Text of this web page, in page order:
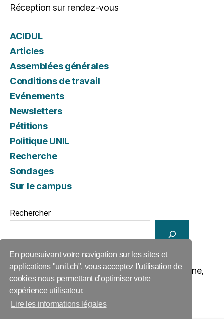
En poursuivant votre navigation sur les sites et
applications "unil.ch", vous acceptez l'utilisation de
cookies nous permettant d’optimiser votre
expérience utilisateur.
Lire les informations légales
Réception sur rendez-vous
ACIDUL
Articles
Assemblées générales
Conditions de travail
Evénements
Newsletters
Pétitions
Politique UNIL
Recherche
Sondages
Sur le campus
Rechercher
ACIDUL, ANT 1197, Anthropole, 1015 Lausanne,
077 402 21 94,acidul@unil.ch